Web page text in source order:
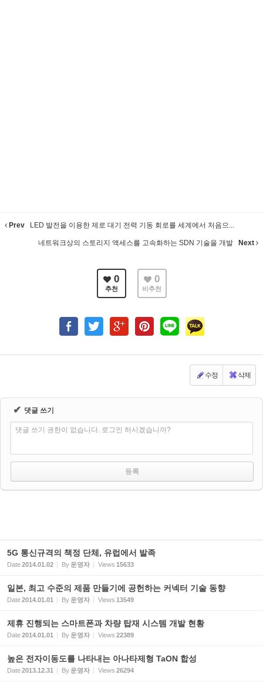
Prev LED 발전을 이용한 제로 대기 전력 기동 회로를 세계에서 처음으...
네트워크상의 스토리지 액세스를 고속화하는 SDN 기술을 개발 Next
0
추천
0
비추천
수정 삭제
✔ 댓글 쓰기
댓글 쓰기 권한이 없습니다. 로그인 하시겠습니까?
5G 통신규격의 책정 단체, 유럽에서 발족
Date2014.01.02 By 운영자 Views 15633
일본, 최고 수준의 제품 만들기에 공헌하는 커넥터 기술 동향
Date2014.01.01 By 운영자 Views 13549
제휴 진행되는 스마트폰과 차량 탑재 시스템 개발 현황
Date2014.01.01 By 운영자 Views 22389
높은 전자이동도를 나타내는 아나타제형 TaON 합성
Date2013.12.31 By 운영자 Views 26294